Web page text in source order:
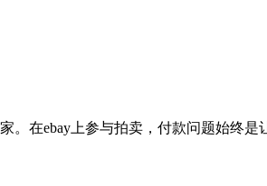
。在ebay上参与拍卖，付款问题始终是